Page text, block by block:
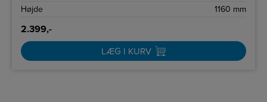
Højde
1160 mm
2.399,-
LÆG I KURV